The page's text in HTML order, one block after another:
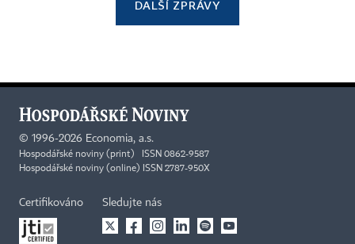
DALŠÍ ZPRÁVY
© 1996-2026 Economia, a.s.
Hospodářské noviny (print) ISSN 0862-9587
Hospodářské noviny (online) ISSN 2787-950X
Certifikováno Sledujte nás